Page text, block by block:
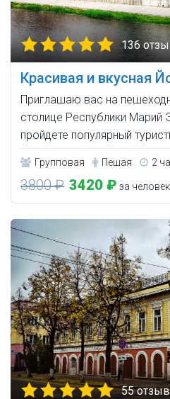
136
Красивая и вкусная
Приглашаю вас на
cтoлицe Республики Мaрий
пройдете популярный
Групповая Пешая 2
3800 ₽ 3420 ₽ за
55